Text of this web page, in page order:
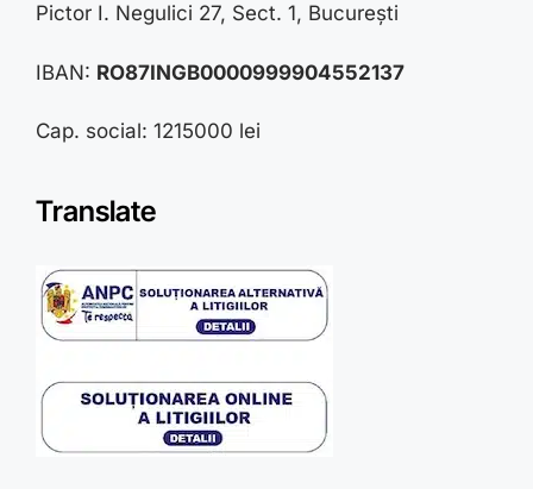
Pictor I. Negulici 27, Sect. 1, București
IBAN: RO87INGB0000999904552137
Cap. social: 1215000 lei
Translate